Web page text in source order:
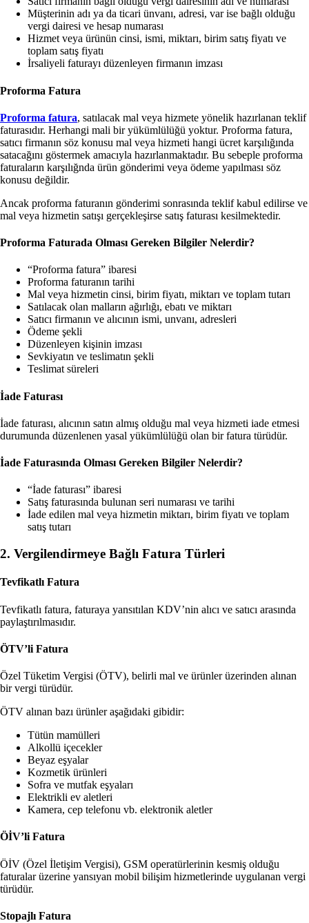
Müşterinin adı ya da ticari ünvanı, adresi, var ise bağlı olduğu
vergi dairesi ve hesap numarası
Hizmet veya ürünün cinsi, ismi, miktarı, birim satış fiyatı ve
toplam satış fiyatı
İrsaliyeli faturayı düzenleyen firmanın imzası
Proforma Fatura
Proforma fatura, satılacak mal veya hizmete yönelik hazırlanan teklif
faturasıdır. Herhangi mali bir yükümlülüğü yoktur. Proforma fatura,
satıcı firmanın söz konusu mal veya hizmeti hangi ücret karşılığında
satacağını göstermek amacıyla hazırlanmaktadır. Bu sebeple proforma
faturaların karşılığnda ürün gönderimi veya ödeme yapılması söz
konusu değildir.
Ancak proforma faturanın gönderimi sonrasında teklif kabul edilirse ve
mal veya hizmetin satışı gerçekleşirse satış faturası kesilmektedir.
Proforma Faturada Olması Gereken Bilgiler Nelerdir?
“Proforma fatura” ibaresi
Proforma faturanın tarihi
Mal veya hizmetin cinsi, birim fiyatı, miktarı ve toplam tutarı
Satılacak olan malların ağırlığı, ebatı ve miktarı
Satıcı firmanın ve alıcının ismi, unvanı, adresleri
Ödeme şekli
Düzenleyen kişinin imzası
Sevkiyatın ve teslimatın şekli
Teslimat süreleri
İade Faturası
İade faturası, alıcının satın almış olduğu mal veya hizmeti iade etmesi
durumunda düzenlenen yasal yükümlülüğü olan bir fatura türüdür.
İade Faturasında Olması Gereken Bilgiler Nelerdir?
“İade faturası” ibaresi
Satış faturasında bulunan seri numarası ve tarihi
İade edilen mal veya hizmetin miktarı, birim fiyatı ve toplam
satış tutarı
2. Vergilendirmeye Bağlı Fatura Türleri
Tevfikatlı Fatura
Tevfikatlı fatura, faturaya yansıtılan KDV’nin alıcı ve satıcı arasında
paylaştırılmasıdır.
ÖTV’li Fatura
Özel Tüketim Vergisi (ÖTV), belirli mal ve ürünler üzerinden alınan
bir vergi türüdür.
ÖTV alınan bazı ürünler aşağıdaki gibidir:
Tütün mamülleri
Alkollü içecekler
Beyaz eşyalar
Kozmetik ürünleri
Sofra ve mutfak eşyaları
Elektrikli ev aletleri
Kamera, cep telefonu vb. elektronik aletler
ÖİV’li Fatura
ÖİV (Özel İletişim Vergisi), GSM operatürlerinin kesmiş olduğu
faturalar üzerine yansıyan mobil bilişim hizmetlerinde uygulanan vergi
türüdür.
Stopajlı Fatura